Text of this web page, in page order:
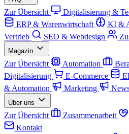
Zur Übersicht Digitalisierung &
ERP & Warenwirtschaft
KI &
Vertrieb
SEO & Webdesign
Magazin
Zur Übersicht Automation
Digitalisierung
E-Commerce
& Automation
Marketing
Über uns
Zur Übersicht Zusammenarbeit
Kontakt